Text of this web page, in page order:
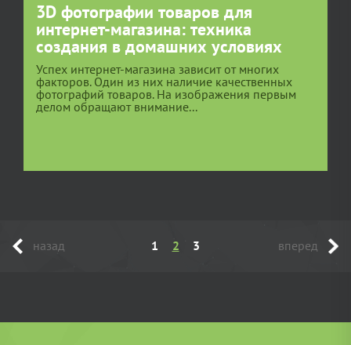
3D фотографии товаров для
интернет-магазина: техника
создания в домашних условиях
Успех интернет-магазина зависит от многих
факторов. Один из них наличие качественных
фотографий товаров. На изображения первым
делом обращают внимание...
назад 1 2 3 вперед